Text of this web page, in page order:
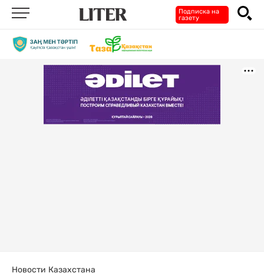
Подписка на
газету
Новости Казахстана